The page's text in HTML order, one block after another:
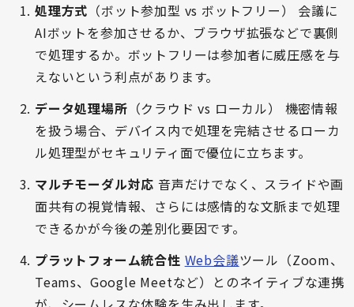
処理方式 （ボット参加型 vs ボットフリー） 会議に
AIボットを参加させるか、ブラウザ拡張などで裏側
で処理するか。ボットフリーは参加者に威圧感を与
えないという利点があります。
データ処理場所 （クラウド vs ローカル） 機密情報
を扱う場合、デバイス内で処理を完結させるローカ
ル処理型がセキュリティ面で優位に立ちます。
マルチモーダル対応 音声だけでなく、スライドや画
面共有の視覚情報、さらには感情的な文脈まで処理
できるかが今後の差別化要因です。
プラットフォーム統合性 Web会議ツール（Zoom、
Teams、Google Meetなど）とのネイティブな連携